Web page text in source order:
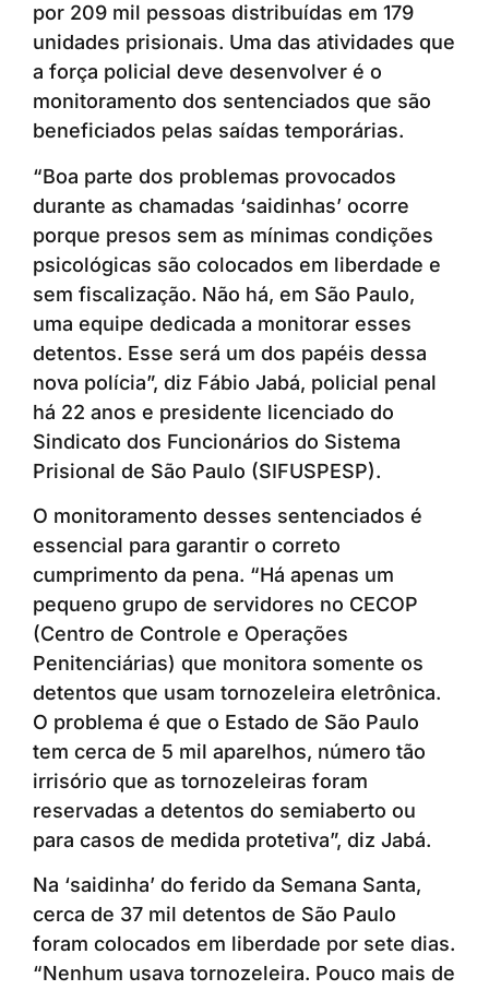
por 209 mil pessoas distribuídas em 179
unidades prisionais. Uma das atividades que
a força policial deve desenvolver é o
monitoramento dos sentenciados que são
beneficiados pelas saídas temporárias.
“Boa parte dos problemas provocados
durante as chamadas ‘saidinhas’ ocorre
porque presos sem as mínimas condições
psicológicas são colocados em liberdade e
sem fiscalização. Não há, em São Paulo,
uma equipe dedicada a monitorar esses
detentos. Esse será um dos papéis dessa
nova polícia”, diz Fábio Jabá, policial penal
há 22 anos e presidente licenciado do
Sindicato dos Funcionários do Sistema
Prisional de São Paulo (SIFUSPESP).
O monitoramento desses sentenciados é
essencial para garantir o correto
cumprimento da pena. “Há apenas um
pequeno grupo de servidores no CECOP
(Centro de Controle e Operações
Penitenciárias) que monitora somente os
detentos que usam tornozeleira eletrônica.
O problema é que o Estado de São Paulo
tem cerca de 5 mil aparelhos, número tão
irrisório que as tornozeleiras foram
reservadas a detentos do semiaberto ou
para casos de medida protetiva”, diz Jabá.
Na ‘saidinha’ do ferido da Semana Santa,
cerca de 37 mil detentos de São Paulo
foram colocados em liberdade por sete dias.
“Nenhum usava tornozeleira. Pouco mais de